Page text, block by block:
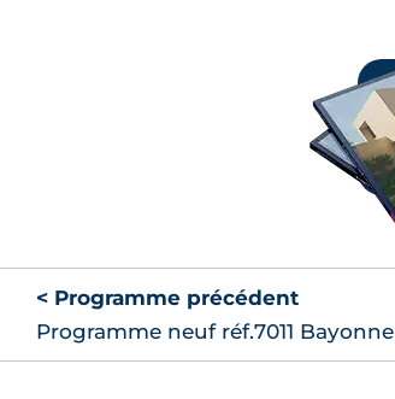
< Programme précédent
Programme neuf réf.7011 Bayonne